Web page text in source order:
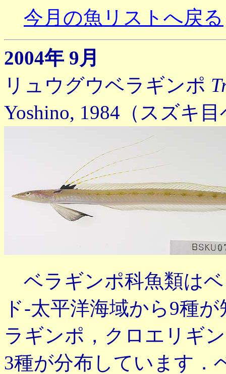
今月の魚リストへ戻る
2004年 9月
リュウグウベラギンポ
Yoshino, 1984 （スズキ
ベラギンポ科魚類は
ド-太平洋海域から9種
ラギンポ，クロエリギ
3種が分布しています．